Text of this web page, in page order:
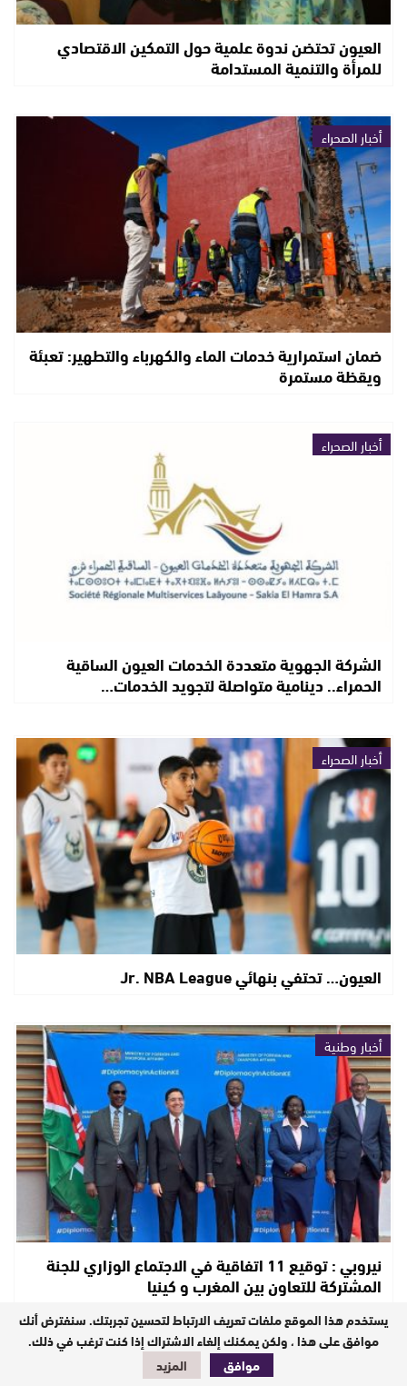
العيون تحتضن ندوة علمية حول التمكين الاقتصادي
للمرأة والتنمية المستدامة
أخبار الصحراء
ضمان استمرارية خدمات الماء والكهرباء والتطهير: تعبئة
ويقظة مستمرة
أخبار الصحراء
الشركة الجهوية متعددة الخدمات العيون الساقية
الحمراء.. دينامية متواصلة لتجويد الخدمات…
أخبار الصحراء
العيون… تحتفي بنهائي Jr. NBA League
أخبار وطنية
نيروبي : توقيع 11 اتفاقية في الاجتماع الوزاري للجنة
المشتركة للتعاون بين المغرب و كينيا
منوعات
يستخدم هذا الموقع ملفات تعريف الارتباط لتحسين تجربتك. سنفترض أنك
موافق على هذا ، ولكن يمكنك إلغاء الاشتراك إذا كنت ترغب في ذلك.
موافق
المزيد